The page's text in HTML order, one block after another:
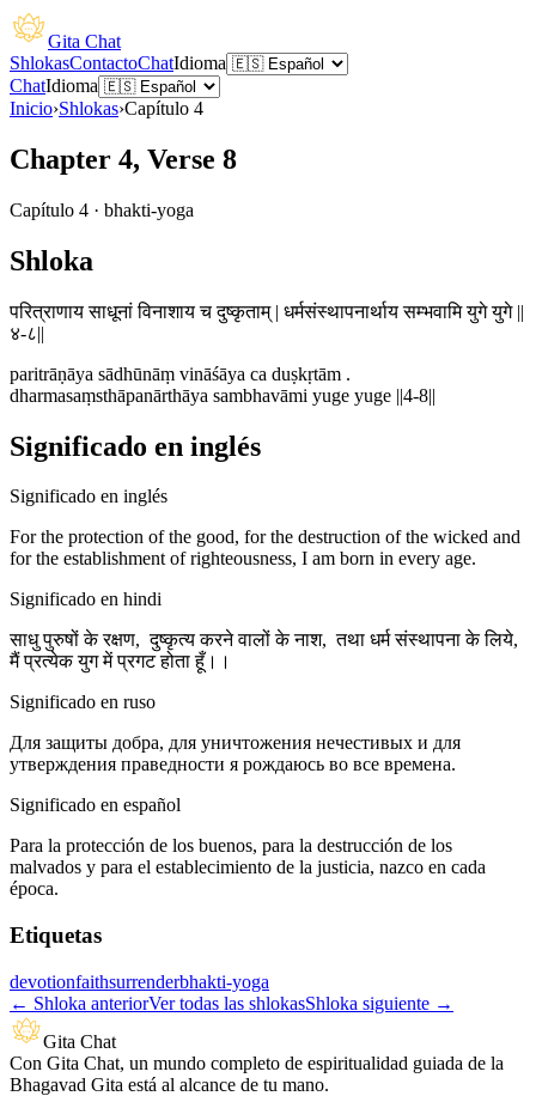
Gita Chat
ShlokasContactoChatIdioma
ChatIdioma
Inicio›Shlokas›Capítulo 4
Chapter 4, Verse 8
Capítulo 4 · bhakti-yoga
Shloka
परित्राणाय साधूनां विनाशाय च दुष्कृताम् | धर्मसंस्थापनार्थाय सम्भवामि युगे युगे ||
४-८||
paritrāṇāya sādhūnāṃ vināśāya ca duṣkṛtām .
dharmasaṃsthāpanārthāya sambhavāmi yuge yuge ||4-8||
Significado en inglés
Significado en inglés
For the protection of the good, for the destruction of the wicked and
for the establishment of righteousness, I am born in every age.
Significado en hindi
साधु पुरुषों के रक्षण, दुष्कृत्य करने वालों के नाश, तथा धर्म संस्थापना के लिये,
मैं प्रत्येक युग में प्रगट होता हूँ।।
Significado en ruso
Для защиты добра, для уничтожения нечестивых и для
утверждения праведности я рождаюсь во все времена.
Significado en español
Para la protección de los buenos, para la destrucción de los
malvados y para el establecimiento de la justicia, nazco en cada
época.
Etiquetas
devotionfaithsurrenderbhakti-yoga
← Shloka anteriorVer todas las shlokasShloka siguiente →
Gita Chat
Con Gita Chat, un mundo completo de espiritualidad guiada de la
Bhagavad Gita está al alcance de tu mano.